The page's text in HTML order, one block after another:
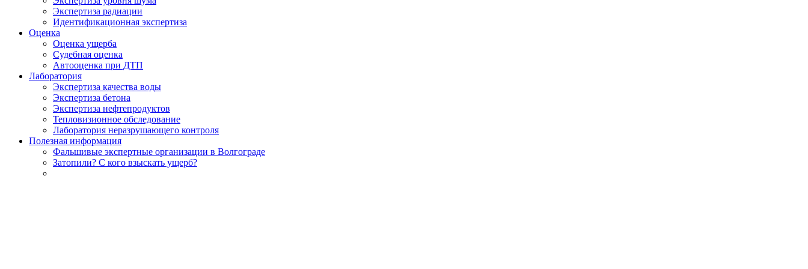
Экспертиза радиации
Идентификационная экспертиза
Оценка
Оценка ущерба
Судебная оценка
Автооценка при ДТП
Лаборатория
Экспертиза качества воды
Экспертиза бетона
Экспертиза нефтепродуктов
Тепловизионное обследование
Лаборатория неразрушающего контроля
Полезная информация
Фальшивые экспертные организации в Волгограде
Затопили? С кого взыскать ущерб?